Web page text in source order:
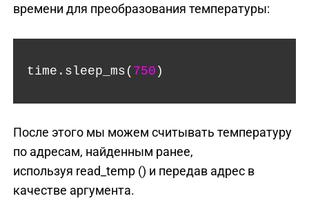
времени для преобразования температуры:
time.sleep_ms( 750 )
После этого мы можем считывать температуру
по адресам, найденным ранее,
используя read_temp () и передав адрес в
качестве аргумента.